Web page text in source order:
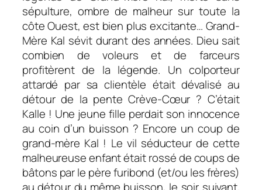
sépulture, ombre de malheur sur toute la
côte Ouest, est bien plus excitante… Grand-
Mère Kal sévit durant des années. Dieu sait
combien de voleurs et de farceurs
profitèrent de la légende. Un colporteur
attardé par sa clientèle était dévalisé au
détour de la pente Crève-Cœur ? C’était
Kalle ! Une jeune fille perdait son innocence
au coin d’un buisson ? Encore un coup de
grand-mère Kal ! Le vil séducteur de cette
malheureuse enfant était rossé de coups de
bâtons par le père furibond (et/ou les frères)